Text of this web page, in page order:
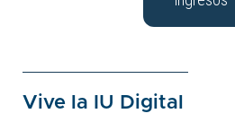
Vive la IU Digital